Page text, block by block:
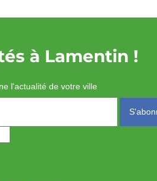
à Lamentin !
l'actualité de votre ville